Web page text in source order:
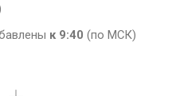
к 9:40 (по МСК)